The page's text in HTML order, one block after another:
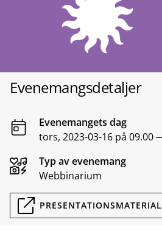
Evenemangsdetaljer
Evenemangets dag
tors, 2023-03-16 på 09.00
Typ av evenemang
Webbinarium